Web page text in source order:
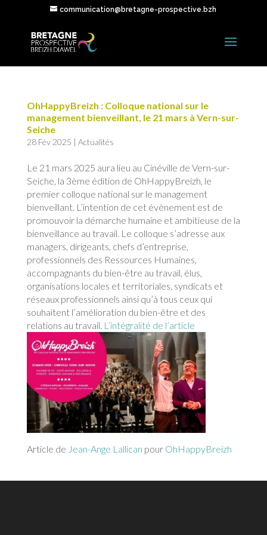
communication@bretagne-prospective.bzh
OhHappyBreizh : Colloque national sur le
management bienveillant, le 21 mars à Vern-sur-
Seiche
28 Fév 2025 | Actualités
Le 21 mars 2025 aura lieu au Cinéville de Vern-sur-
Seiche, la 3ème édition de OhHappyBreizh, le
premier colloque national sur le management
bienveillant. L’intention de cet évènement est de
promouvoir la démarche humaine et ambitieuse de la
bienveillance au travail. Le colloque s’adresse aux
managers, dirigeants, chefs d’entreprise,
professionnels des Ressources Humaines,
accompagnants du bien-être au travail, élus,
organisations locales et territoriales, syndicats et
réseaux professionnels ainsi qu’à tous ceux qui
souhaitent l’amélioration du bien-être et des
relations au travail. L’intégralité de l’article
Article de Jean-Ange Lallican pour OhHappyBreizh